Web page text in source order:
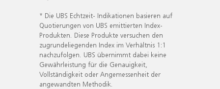
* Die UBS Echtzeit- Indikationen basieren auf
Quotierungen von UBS emittierten Index-
Produkten. Diese Produkte versuchen den
zugrundeliegenden Index im Verhältnis 1:1
nachzufolgen. UBS übernimmt dabei keine
Gewährleistung für die Genauigkeit,
Vollständigkeit oder Angemessenheit der
angewandten Methodik.